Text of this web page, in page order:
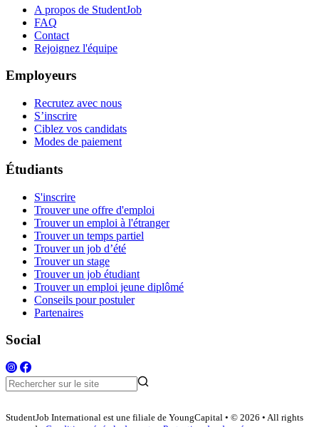
A propos de StudentJob
FAQ
Contact
Rejoignez l'équipe
Employeurs
Recrutez avec nous
S’inscrire
Ciblez vos candidats
Modes de paiement
Étudiants
S'inscrire
Trouver une offre d'emploi
Trouver un emploi à l'étranger
Trouver un temps partiel
Trouver un job d’été
Trouver un stage
Trouver un job étudiant
Trouver un emploi jeune diplômé
Conseils pour postuler
Partenaires
Social
StudentJob International est une filiale de YoungCapital • © 2026 • All rights